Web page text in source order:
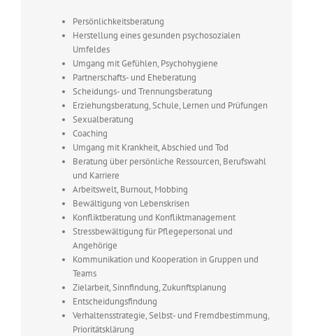
Persönlichkeitsberatung
Herstellung eines gesunden psychosozialen
Umfeldes
Umgang mit Gefühlen, Psychohygiene
Partnerschafts- und Eheberatung
Scheidungs- und Trennungsberatung
Erziehungsberatung, Schule, Lernen und Prüfungen
Sexualberatung
Coaching
Umgang mit Krankheit, Abschied und Tod
Beratung über persönliche Ressourcen, Berufswahl
und Karriere
Arbeitswelt, Burnout, Mobbing
Bewältigung von Lebenskrisen
Konfliktberatung und Konfliktmanagement
Stressbewältigung für Pflegepersonal und
Angehörige
Kommunikation und Kooperation in Gruppen und
Teams
Zielarbeit, Sinnfindung, Zukunftsplanung
Entscheidungsfindung
Verhaltensstrategie, Selbst- und Fremdbestimmung,
Prioritätsklärung